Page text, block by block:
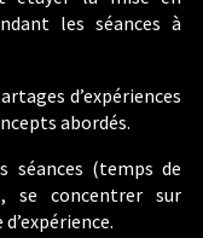
les séances à
d’expériences
abordés.
séances (temps de
se concentrer sur